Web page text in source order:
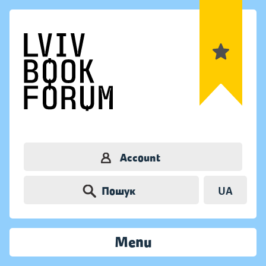
Account
Пошук UA
Menu